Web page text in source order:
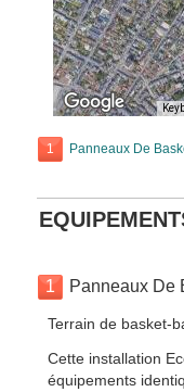
1 Panneaux De
1 Panneaux De
Terrain de basket-
Cette installation
équipements